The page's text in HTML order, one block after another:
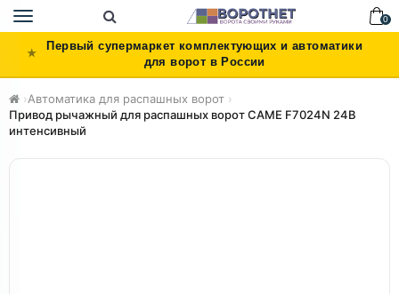
Toggle
navigation
0
Первый супермаркет комплектующих и автоматики
для ворот в России
›Автоматика для распашных ворот ›
Привод рычажный для распашных ворот CAME F7024N 24В
интенсивный